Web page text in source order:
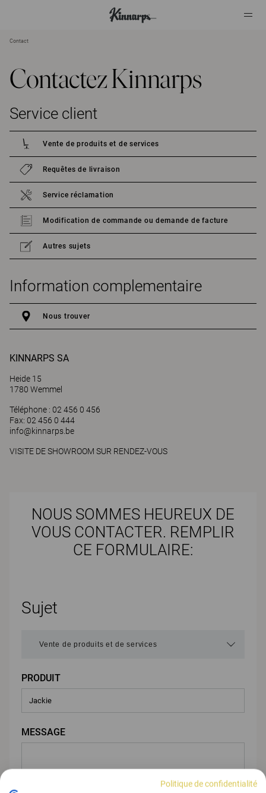
Contact
Contactez Kinnarps
Service client
Vente de produits et de services
Requêtes de livraison
Service réclamation
Modification de commande ou demande de facture
Autres sujets
Information complementaire
Nous trouver
KINNARPS SA
Heide 15
1780 Wemmel
Téléphone : 02 456 0 456
Fax: 02 456 0 444
info@kinnarps.be
VISITE DE SHOWROOM SUR RENDEZ-VOUS
NOUS SOMMES HEUREUX DE
VOUS CONTACTER. REMPLIR
CE FORMULAIRE:
Sujet
PRODUIT
MESSAGE
Politique de confidentialité